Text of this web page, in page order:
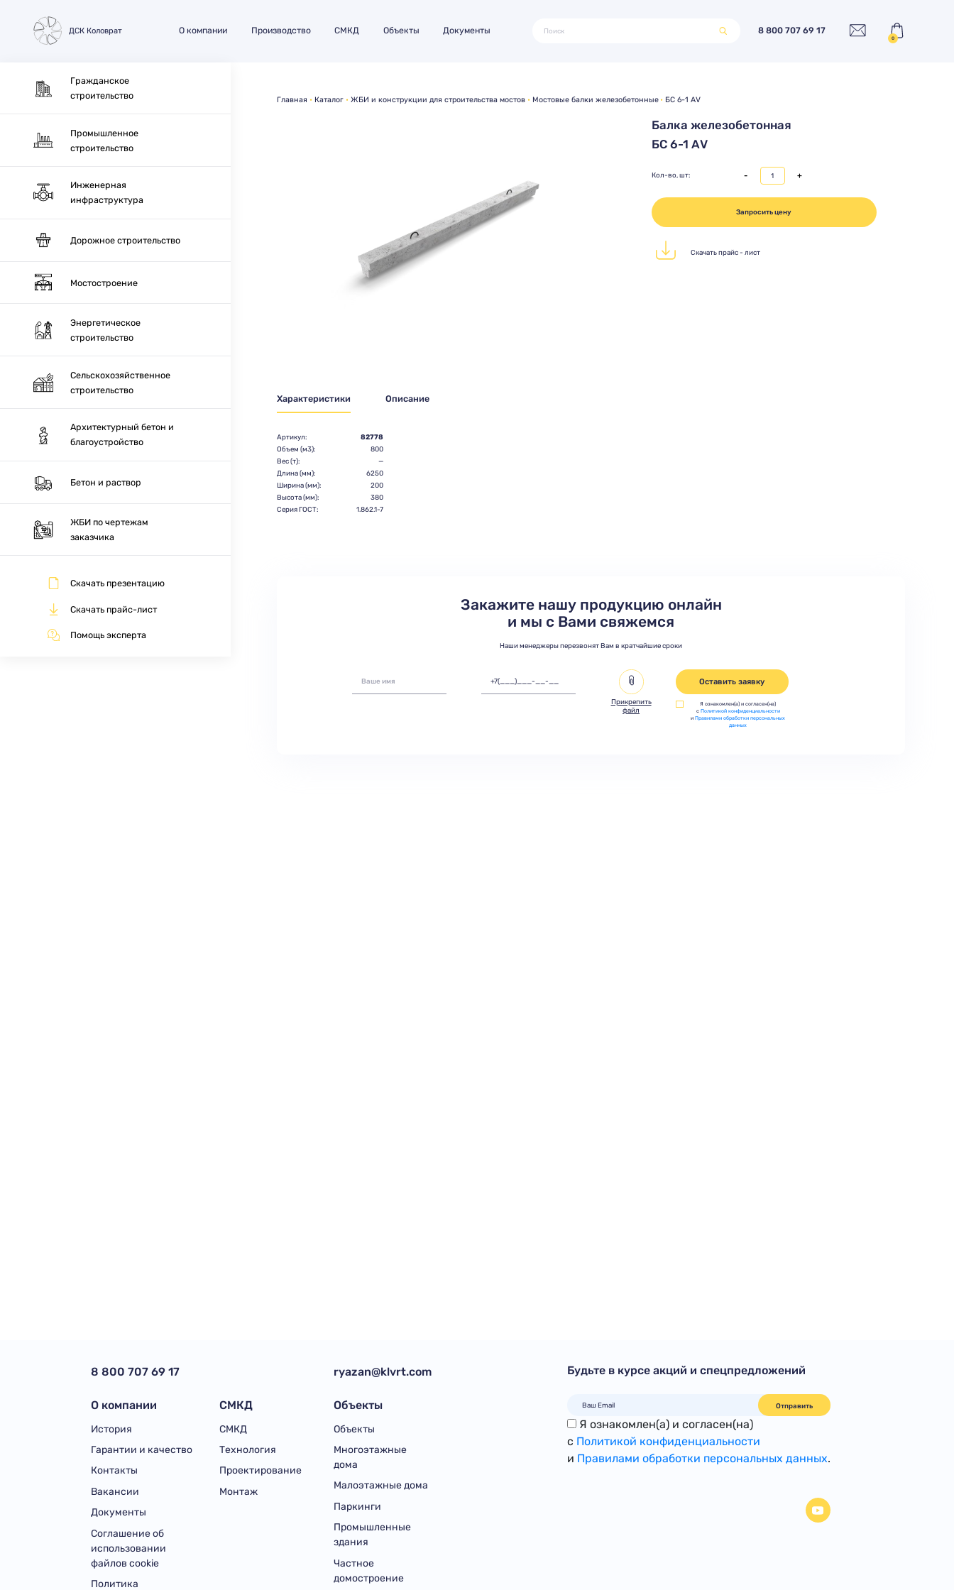
ДСК Коловрат О компании Производство СМКД Объекты Документы 8 800 707 69 17
0
Гражданское
строительство
Промышленное
строительство
Инженерная
инфраструктура
Дорожное строительство
Мостостроение
Энергетическое
строительство
Сельскохозяйственное
строительство
Архитектурный бетон и
благоустройство
Бетон и раствор
ЖБИ по чертежам
заказчика
Скачать презентацию
Скачать прайс-лист
Помощь эксперта
Главная Каталог ЖБИ и конструкции для строительства мостов Мостовые балки железобетонные БС 6-1 АV
Балка железобетонная
БС 6-1 АV
Кол-во, шт: - +
Запросить цену
Скачать прайс - лист
Характеристики Описание
Артикул:
82778
Объем (м3):
800
Вес (т):
—
Длина (мм):
6250
Ширина (мм):
200
Высота (мм):
380
Серия ГОСТ:
1.862.1-7
Закажите нашу продукцию онлайн
и мы с Вами свяжемся
Наши менеджеры перезвонят Вам в кратчайшие сроки
Прикрепить
файл
Оставить заявку
Я ознакомлен(а) и согласен(на)
с Политикой конфиденциальности
иПравилами обработки персональных
данных
8 800 707 69 17
О компании
История
Гарантии и качество
Контакты
Вакансии
Документы
Соглашение об
использовании
файлов cookie
Политика
СМКД
СМКД
Технология
Проектирование
Монтаж
ryazan@klvrt.com
Объекты
Объекты
Многоэтажные
дома
Малоэтажные дома
Паркинги
Промышленные
здания
Частное
домостроение
Будьте в курсе акций и спецпредложений
Отправить
Я ознакомлен(а) и согласен(на)
с Политикой конфиденциальности
и Правилами обработки персональных данных.